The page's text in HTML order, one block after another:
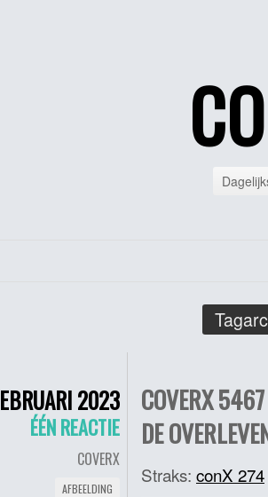
2023
ÉÉN REACTIE
COVERX
AFBEELDING
COVERX
DE
Straks: conX 274